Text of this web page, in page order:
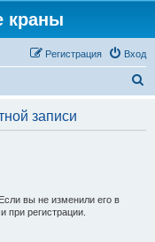
краны
Вход
Регистрация
записи
вы не изменили его в
при регистрации.